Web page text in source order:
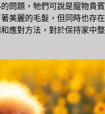
問題，牠們可說是寵物貴賓
美麗的毛髮，但同時也存在
應對方法，對於保持家中整